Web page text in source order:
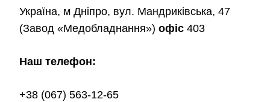
Україна, м Дніпро, вул. Мандриківська, 47
(Завод «Медобладнання») офіс 403
Наш телефон:
+38 (067) 563-12-65